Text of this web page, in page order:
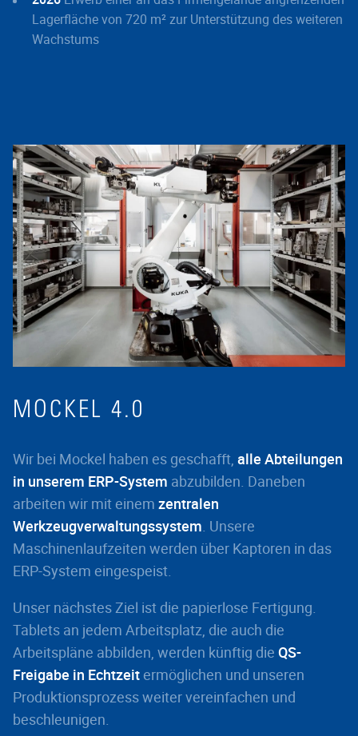
Lagerfläche von 720 m² zur Unterstützung des weiteren
Wachstums
MOCKEL 4.0
Wir bei Mockel haben es geschafft, alle Abteilungen
in unserem ERP-System abzubilden. Daneben
arbeiten wir mit einem zentralen
Werkzeugverwaltungssystem. Unsere
Maschinenlaufzeiten werden über Kaptoren in das
ERP-System eingespeist.
Unser nächstes Ziel ist die papierlose Fertigung.
Tablets an jedem Arbeitsplatz, die auch die
Arbeitspläne abbilden, werden künftig die QS-
Freigabe in Echtzeit ermöglichen und unseren
Produktionsprozess weiter vereinfachen und
beschleunigen.